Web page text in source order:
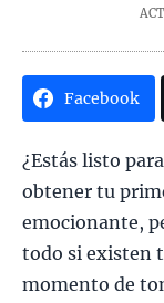
Facebook
¿Estás listo
obtener tu
emocionante,
todo si existen
momento de